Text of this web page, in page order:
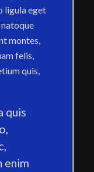
ligula eget
natoque
montes,
felis,
quis,
quis
enim